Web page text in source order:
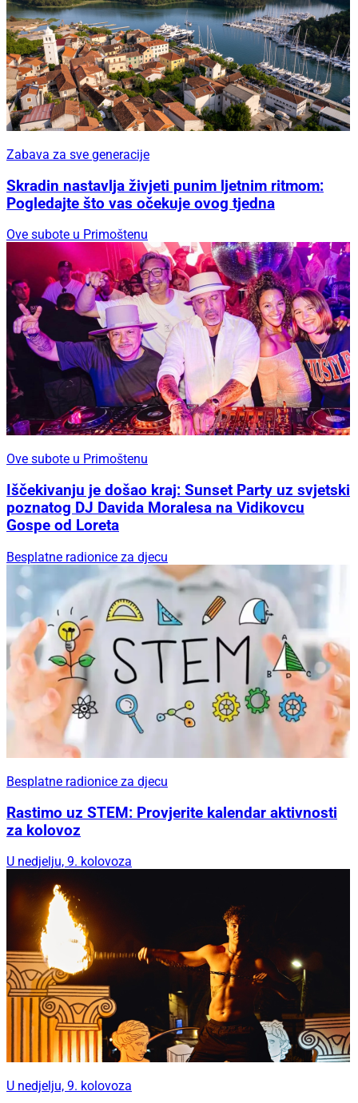
Zabava za sve generacije
Skradin nastavlja živjeti punim ljetnim ritmom:
Pogledajte što vas očekuje ovog tjedna
Ove subote u Primoštenu
Ove subote u Primoštenu
Iščekivanju je došao kraj: Sunset Party uz svjetski
poznatog DJ Davida Moralesa na Vidikovcu
Gospe od Loreta
Besplatne radionice za djecu
Besplatne radionice za djecu
Rastimo uz STEM: Provjerite kalendar aktivnosti
za kolovoz
U nedjelju, 9. kolovoza
U nedjelju, 9. kolovoza